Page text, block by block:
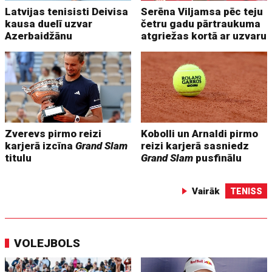
Latvijas tenisisti Deivisa
kausa duelī uzvar
Azerbaidžānu
Serēna Viljamsa pēc teju
četru gadu pārtraukuma
atgriežas kortā ar uzvaru
Zverevs pirmo reizi
karjerā izcīnaGrand Slam
titulu
Kobolli un Arnaldi pirmo
reizi karjerā sasniedz
Grand Slam pusfinālu
Vairāk TENISS
VOLEJBOLS